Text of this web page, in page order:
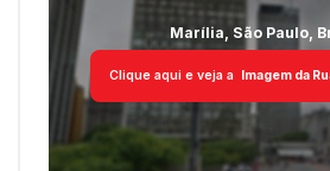
Marília São Paulo
Clique aqui e veja a Imagem da